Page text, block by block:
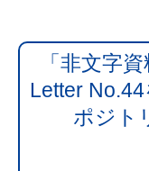
「非文字
Letter
ポジト